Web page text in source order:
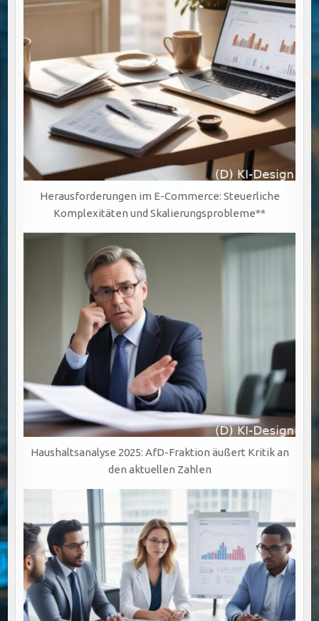
Herausforderungen im E-Commerce: Steuerliche
Komplexitäten und Skalierungsprobleme**
Haushaltsanalyse 2025: AfD-Fraktion äußert Kritik an
den aktuellen Zahlen